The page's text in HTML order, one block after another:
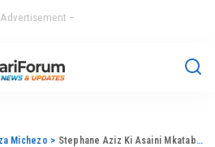
–
Michezo > Stephane Aziz Ki Asaini Mkataba Mpya na Yanga SC